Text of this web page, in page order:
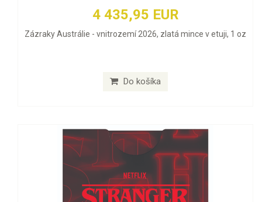
4 435,95 EUR
Zázraky Austrálie - vnitrozemí 2026, zlatá mince v etuji, 1 oz
Do košíka